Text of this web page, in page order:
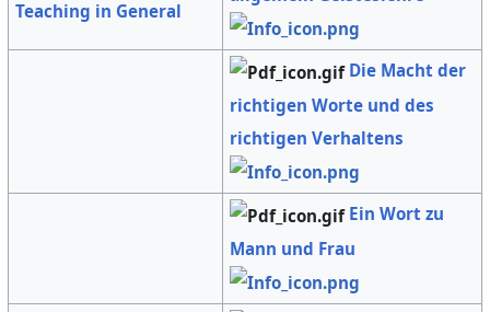
Teaching in General
Die Macht der
richtigen Worte und des
richtigen Verhaltens
Ein Wort zu
Mann und Frau